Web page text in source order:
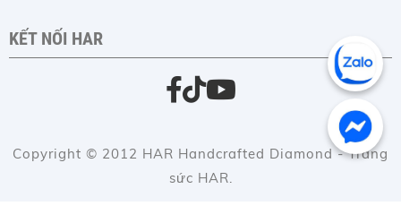
KẾT NỐI HAR
Copyright © 2012 HAR Handcrafted Diamond - Trang
sức HAR.